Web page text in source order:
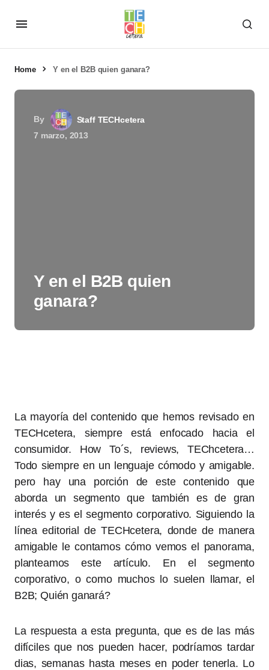
Home Y en el B2B quien ganara?
By
Staff TECHcetera
7 marzo, 2013
Y en el B2B quien
ganara?
La mayoría del contenido que hemos revisado en
TECHcetera, siempre está enfocado hacia el
consumidor. How To´s, reviews, TEChcetera…
Todo siempre en un lenguaje cómodo y amigable.
pero hay una porción de este contenido que
aborda un segmento que también es de gran
interés y es el segmento corporativo. Siguiendo la
línea editorial de TECHcetera, donde de manera
amigable le contamos cómo vemos el panorama,
planteamos este artículo. En el segmento
corporativo, o como muchos lo suelen llamar, el
B2B; Quién ganará?
La respuesta a esta pregunta, que es de las más
difíciles que nos pueden hacer, podríamos tardar
dias, semanas hasta meses en poder tenerla. Lo